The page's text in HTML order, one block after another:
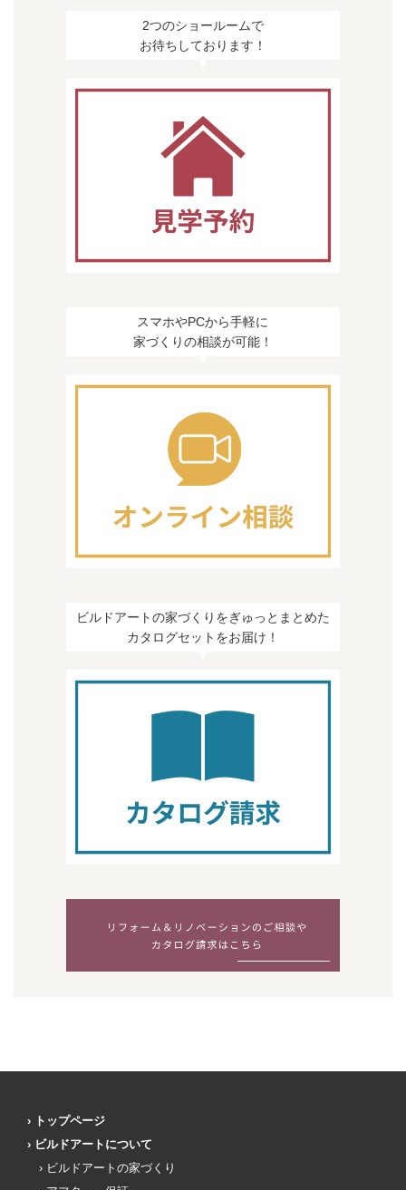
2つのショールームで
お待ちしております！
スマホやPCから手軽に
家づくりの相談が可能！
ビルドアートの家づくりをぎゅっとまとめた
カタログセットをお届け！
トップページ
ビルドアートについて
ビルドアートの家づくり